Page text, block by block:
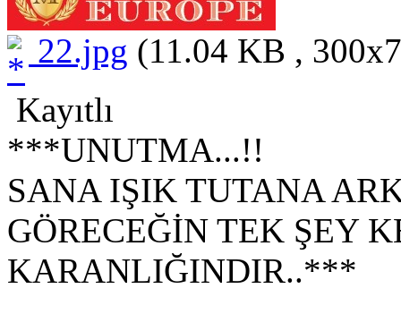
22.jpg (11.04 KB ,
Kayıtlı
***UNUTMA...!!
SANA IŞIK TUTANA
GÖRECEĞİN TEK ŞEY
KARANLIĞINDIR..***